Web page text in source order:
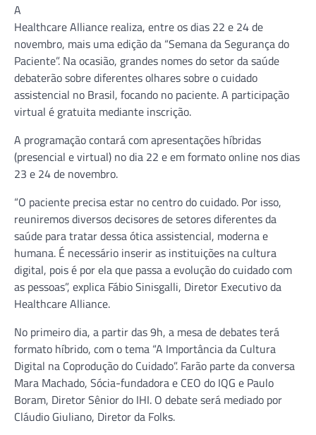
A
Healthcare Alliance realiza, entre os dias 22 e 24 de
novembro, mais uma edição da “Semana da Segurança do
Paciente”. Na ocasião, grandes nomes do setor da saúde
debaterão sobre diferentes olhares sobre o cuidado
assistencial no Brasil, focando no paciente. A participação
virtual é gratuita mediante inscrição.
A programação contará com apresentações híbridas
(presencial e virtual) no dia 22 e em formato online nos dias
23 e 24 de novembro.
“O paciente precisa estar no centro do cuidado. Por isso,
reuniremos diversos decisores de setores diferentes da
saúde para tratar dessa ótica assistencial, moderna e
humana. É necessário inserir as instituições na cultura
digital, pois é por ela que passa a evolução do cuidado com
as pessoas”, explica Fábio Sinisgalli, Diretor Executivo da
Healthcare Alliance.
No primeiro dia, a partir das 9h, a mesa de debates terá
formato híbrido, com o tema “A Importância da Cultura
Digital na Coprodução do Cuidado”. Farão parte da conversa
Mara Machado, Sócia-fundadora e CEO do IQG e Paulo
Boram, Diretor Sênior do IHI. O debate será mediado por
Cláudio Giuliano, Diretor da Folks.